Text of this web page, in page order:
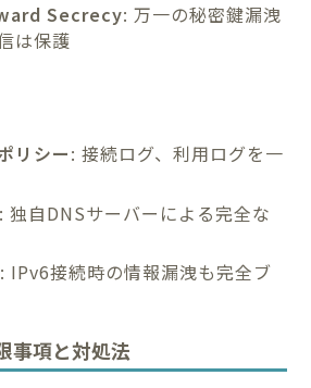
Secrecy: 万一の秘密鍵漏洩
は保護
リシー: 接続ログ、利用ログを一
: 独自DNSサーバーによる完全な
: IPv6接続時の情報漏洩も完全ブ
事項と対処法